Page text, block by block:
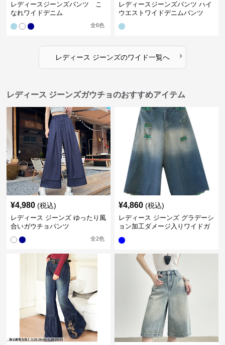
レディースジーンズパンツ こ
なれワイドデニム
全6色
レディースジーンズパンツ ハイ
ウエストワイドデニムパンツ
レディース ジーンズのワイド一覧へ ›
レディース ジーンズガウチョのおすすめアイテム
¥4,980 (税込)
レディース ジーンズ ゆったり風
合いガウチョパンツ
全2色
¥4,860 (税込)
レディース ジーンズ グラデーシ
ョン加工ダメージ入りワイドガ